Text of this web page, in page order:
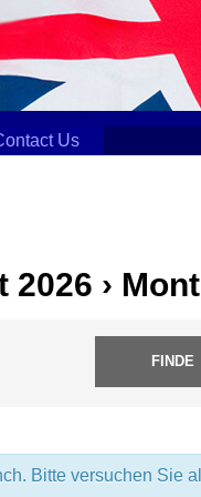
Us
2026 ›
Bitte versuchen Sie